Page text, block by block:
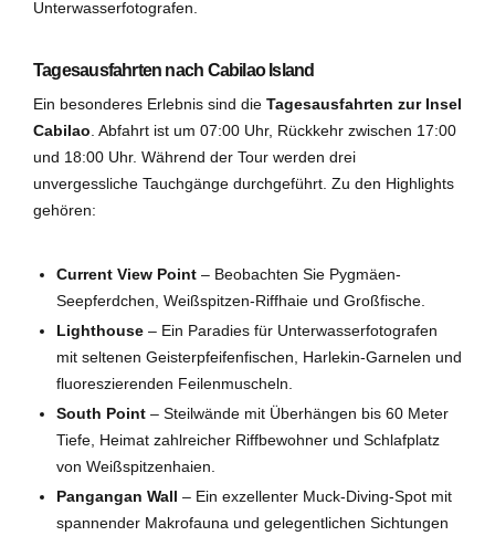
Unterwasserfotografen.
Tagesausfahrten nach Cabilao Island
Ein besonderes Erlebnis sind die Tagesausfahrten zur Insel
Cabilao . Abfahrt ist um 07:00 Uhr, Rückkehr zwischen 17:00
und 18:00 Uhr. Während der Tour werden drei
unvergessliche Tauchgänge durchgeführt. Zu den Highlights
gehören:
Current View Point – Beobachten Sie Pygmäen-
Seepferdchen, Weißspitzen-Riffhaie und Großfische.
Lighthouse – Ein Paradies für Unterwasserfotografen
mit seltenen Geisterpfeifenfischen, Harlekin-Garnelen und
fluoreszierenden Feilenmuscheln.
South Point – Steilwände mit Überhängen bis 60 Meter
Tiefe, Heimat zahlreicher Riffbewohner und Schlafplatz
von Weißspitzenhaien.
Pangangan Wall – Ein exzellenter Muck-Diving-Spot mit
spannender Makrofauna und gelegentlichen Sichtungen